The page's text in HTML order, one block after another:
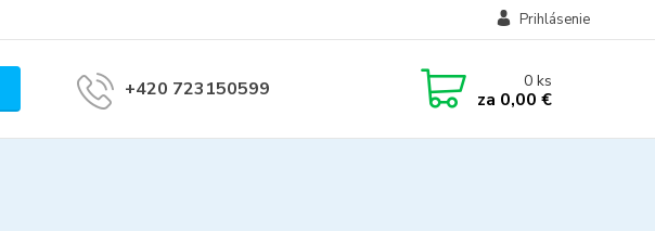
Prihlásenie
+420 723150599 0ks
za 0,00 €